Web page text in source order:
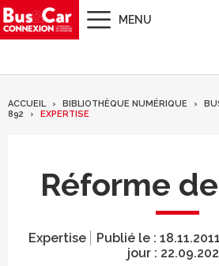
MENU
ACCUEIL BIBLIOTHÈQUE NUMÉRIQUE
892
EXPERTISE
Réforme
Expertise Publié le : 18.11.2011
jour :